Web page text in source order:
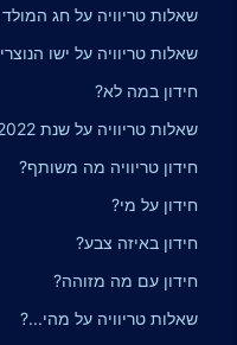
שאלות טריוויה על חג המולד
שאלות טריוויה על ישו הנוצרי
חידון במה לא?
שאלות טריוויה על שנת 2022
חידון טריוויה מה משותף?
חידון על מי?
חידון באיזה צבע?
חידון עם מה מזוהה?
שאלות טריוויה על מהי...?